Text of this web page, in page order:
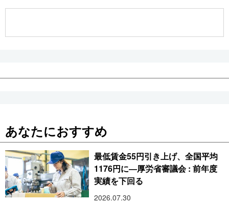
あなたにおすすめ
最低賃金55円引き上げ、全国平均
1176円に―厚労省審議会 : 前年度
実績を下回る
2026.07.30